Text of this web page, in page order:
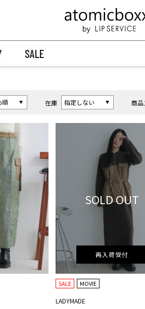
SALE
在庫 商品
SOLD OUT
再入荷受付
SALE MOVIE
LADYMADE